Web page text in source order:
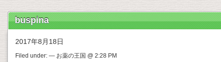
buspina
2017年8月18日
Filed under: — お薬の王国 @ 2:28 PM